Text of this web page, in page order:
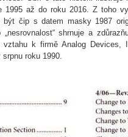
1995 až do roku 2016. Z toho
být čip s datem masky 1987
shrnuje a
k firmě Analog
roku 1990.